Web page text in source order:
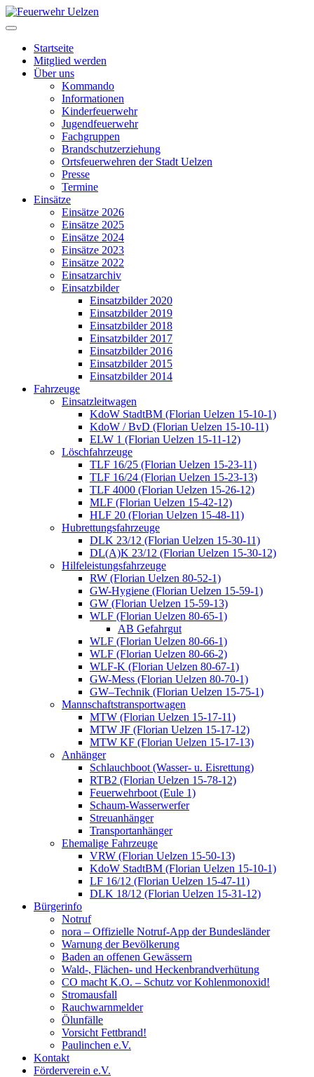
Startseite
Mitglied werden
Über uns
Kommando
Informationen
Kinderfeuerwehr
Jugendfeuerwehr
Fachgruppen
Brandschutzerziehung
Ortsfeuerwehren der Stadt Uelzen
Presse
Termine
Einsätze
Einsätze 2026
Einsätze 2025
Einsätze 2024
Einsätze 2023
Einsätze 2022
Einsatzarchiv
Einsatzbilder
Einsatzbilder 2020
Einsatzbilder 2019
Einsatzbilder 2018
Einsatzbilder 2017
Einsatzbilder 2016
Einsatzbilder 2015
Einsatzbilder 2014
Fahrzeuge
Einsatzleitwagen
KdoW StadtBM (Florian Uelzen 15-10-1)
KdoW / BvD (Florian Uelzen 15-10-11)
ELW 1 (Florian Uelzen 15-11-12)
Löschfahrzeuge
TLF 16/25 (Florian Uelzen 15-23-11)
TLF 16/24 (Florian Uelzen 15-23-13)
TLF 4000 (Florian Uelzen 15-26-12)
MLF (Florian Uelzen 15-42-12)
HLF 20 (Florian Uelzen 15-48-11)
Hubrettungsfahrzeuge
DLK 23/12 (Florian Uelzen 15-30-11)
DL(A)K 23/12 (Florian Uelzen 15-30-12)
Hilfeleistungsfahrzeuge
RW (Florian Uelzen 80-52-1)
GW-Hygiene (Florian Uelzen 15-59-1)
GW (Florian Uelzen 15-59-13)
WLF (Florian Uelzen 80-65-1)
AB Gefahrgut
WLF (Florian Uelzen 80-66-1)
WLF (Florian Uelzen 80-66-2)
WLF-K (Florian Uelzen 80-67-1)
GW-Mess (Florian Uelzen 80-70-1)
GW–Technik (Florian Uelzen 15-75-1)
Mannschaftstransportwagen
MTW (Florian Uelzen 15-17-11)
MTW JF (Florian Uelzen 15-17-12)
MTW KF (Florian Uelzen 15-17-13)
Anhänger
Schlauchboot (Wasser- u. Eisrettung)
RTB2 (Florian Uelzen 15-78-12)
Feuerwehrboot (Eule 1)
Schaum-Wasserwerfer
Streuanhänger
Transportanhänger
Ehemalige Fahrzeuge
VRW (Florian Uelzen 15-50-13)
KdoW StadtBM (Florian Uelzen 15-10-1)
LF 16/12 (Florian Uelzen 15-47-11)
DLK 18/12 (Florian Uelzen 15-31-12)
Bürgerinfo
Notruf
nora – Offizielle Notruf-App der Bundesländer
Warnung der Bevölkerung
Baden an offenen Gewässern
Wald-, Flächen- und Heckenbrandverhütung
CO macht K.O. – Schutz vor Kohlenmonoxid!
Stromausfall
Rauchwarnmelder
Ölunfälle
Vorsicht Fettbrand!
Paulinchen e.V.
Kontakt
Förderverein e.V.